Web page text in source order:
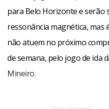
para Belo Horizonte e serão
ressonância magnética, mas
não atuem no próximo
de semana, pelo jogo de ida
Mineiro.